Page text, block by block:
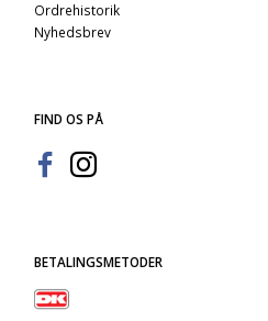
Ordrehistorik
Nyhedsbrev
FIND OS PÅ
BETALINGSMETODER